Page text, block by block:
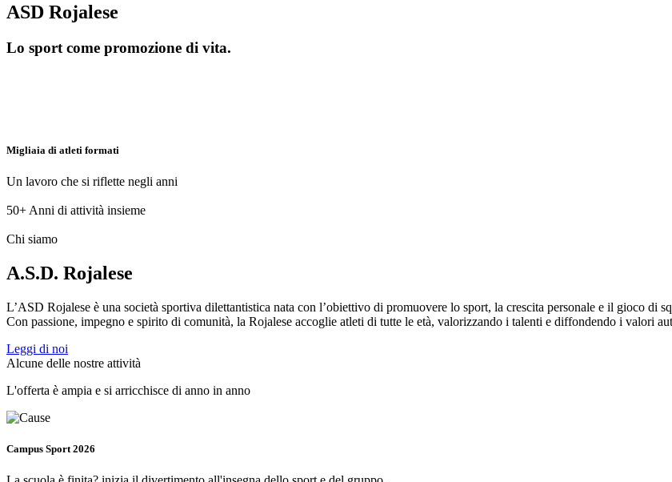
ASD Rojalese
Lo sport come promozione di vita.
Migliaia di atleti formati
Un lavoro che si riflette negli anni
50+ Anni di attività insieme
Chi siamo
A.S.D. Rojalese
L’ASD Rojalese è una società sportiva dilettantistica nata con l’obiettivo di promuovere lo sport, la crescita personale e il gioco di
Con passione, impegno e spirito di comunità, la Rojalese accoglie atleti di tutte le età, valorizzando i talenti e diffondendo i valori
Leggi di noi
Alcune delle nostre attività
L'offerta è ampia e si arricchisce di anno in anno
Campus Sport 2026